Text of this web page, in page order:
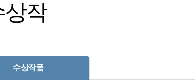
상작
수상작품